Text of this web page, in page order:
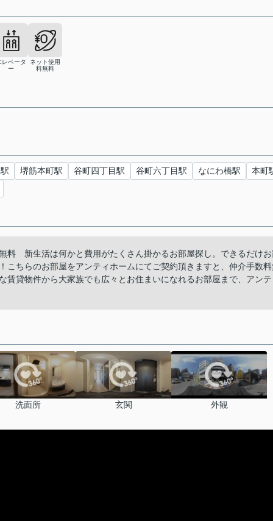
レベータ
ー
ネット使用
料無料
堺筋本町駅 谷町四丁目駅 谷町六丁目駅 なにわ橋駅 本町
料 新生活は何かと費用がたくさん掛かるお部屋探し。できるだけお
こちらのお部屋をアンティホームにてご契約頂きますと、仲介手数
賃貸物件から大家族でも広々とお住まいになれるお部屋まで、アンテ
洗面所 玄関 外観